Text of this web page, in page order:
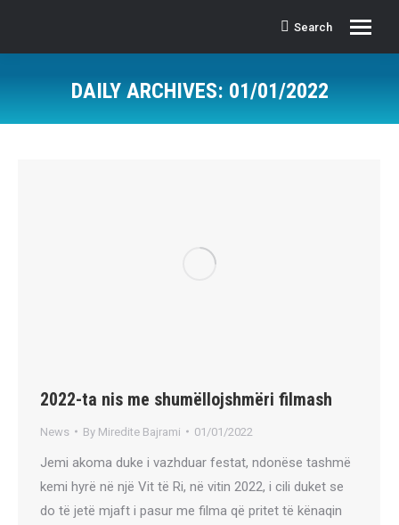
Search:
Search
DAILY ARCHIVES: 01/01/2022
2022-ta nis me shumëllojshmëri filmash
News By Miredite Bajrami 01/01/2022
Jemi akoma duke i vazhduar festat, ndonëse tashmë
kemi hyrë në një Vit të Ri, në vitin 2022, i cili duket se
do të jetë mjaft i pasur me filma që pritet të kënaqin